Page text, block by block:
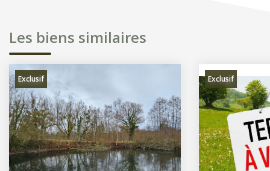
Les biens similaires
Exclusif Exclusif